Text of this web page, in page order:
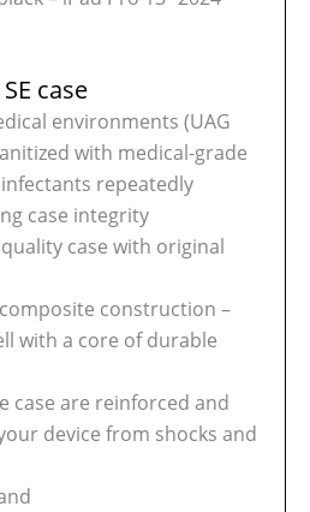
case
environments (UAG
with medical-grade
repeatedly
case integrity
case with original
construction –
with a core of durable
case are reinforced and
device from shocks and